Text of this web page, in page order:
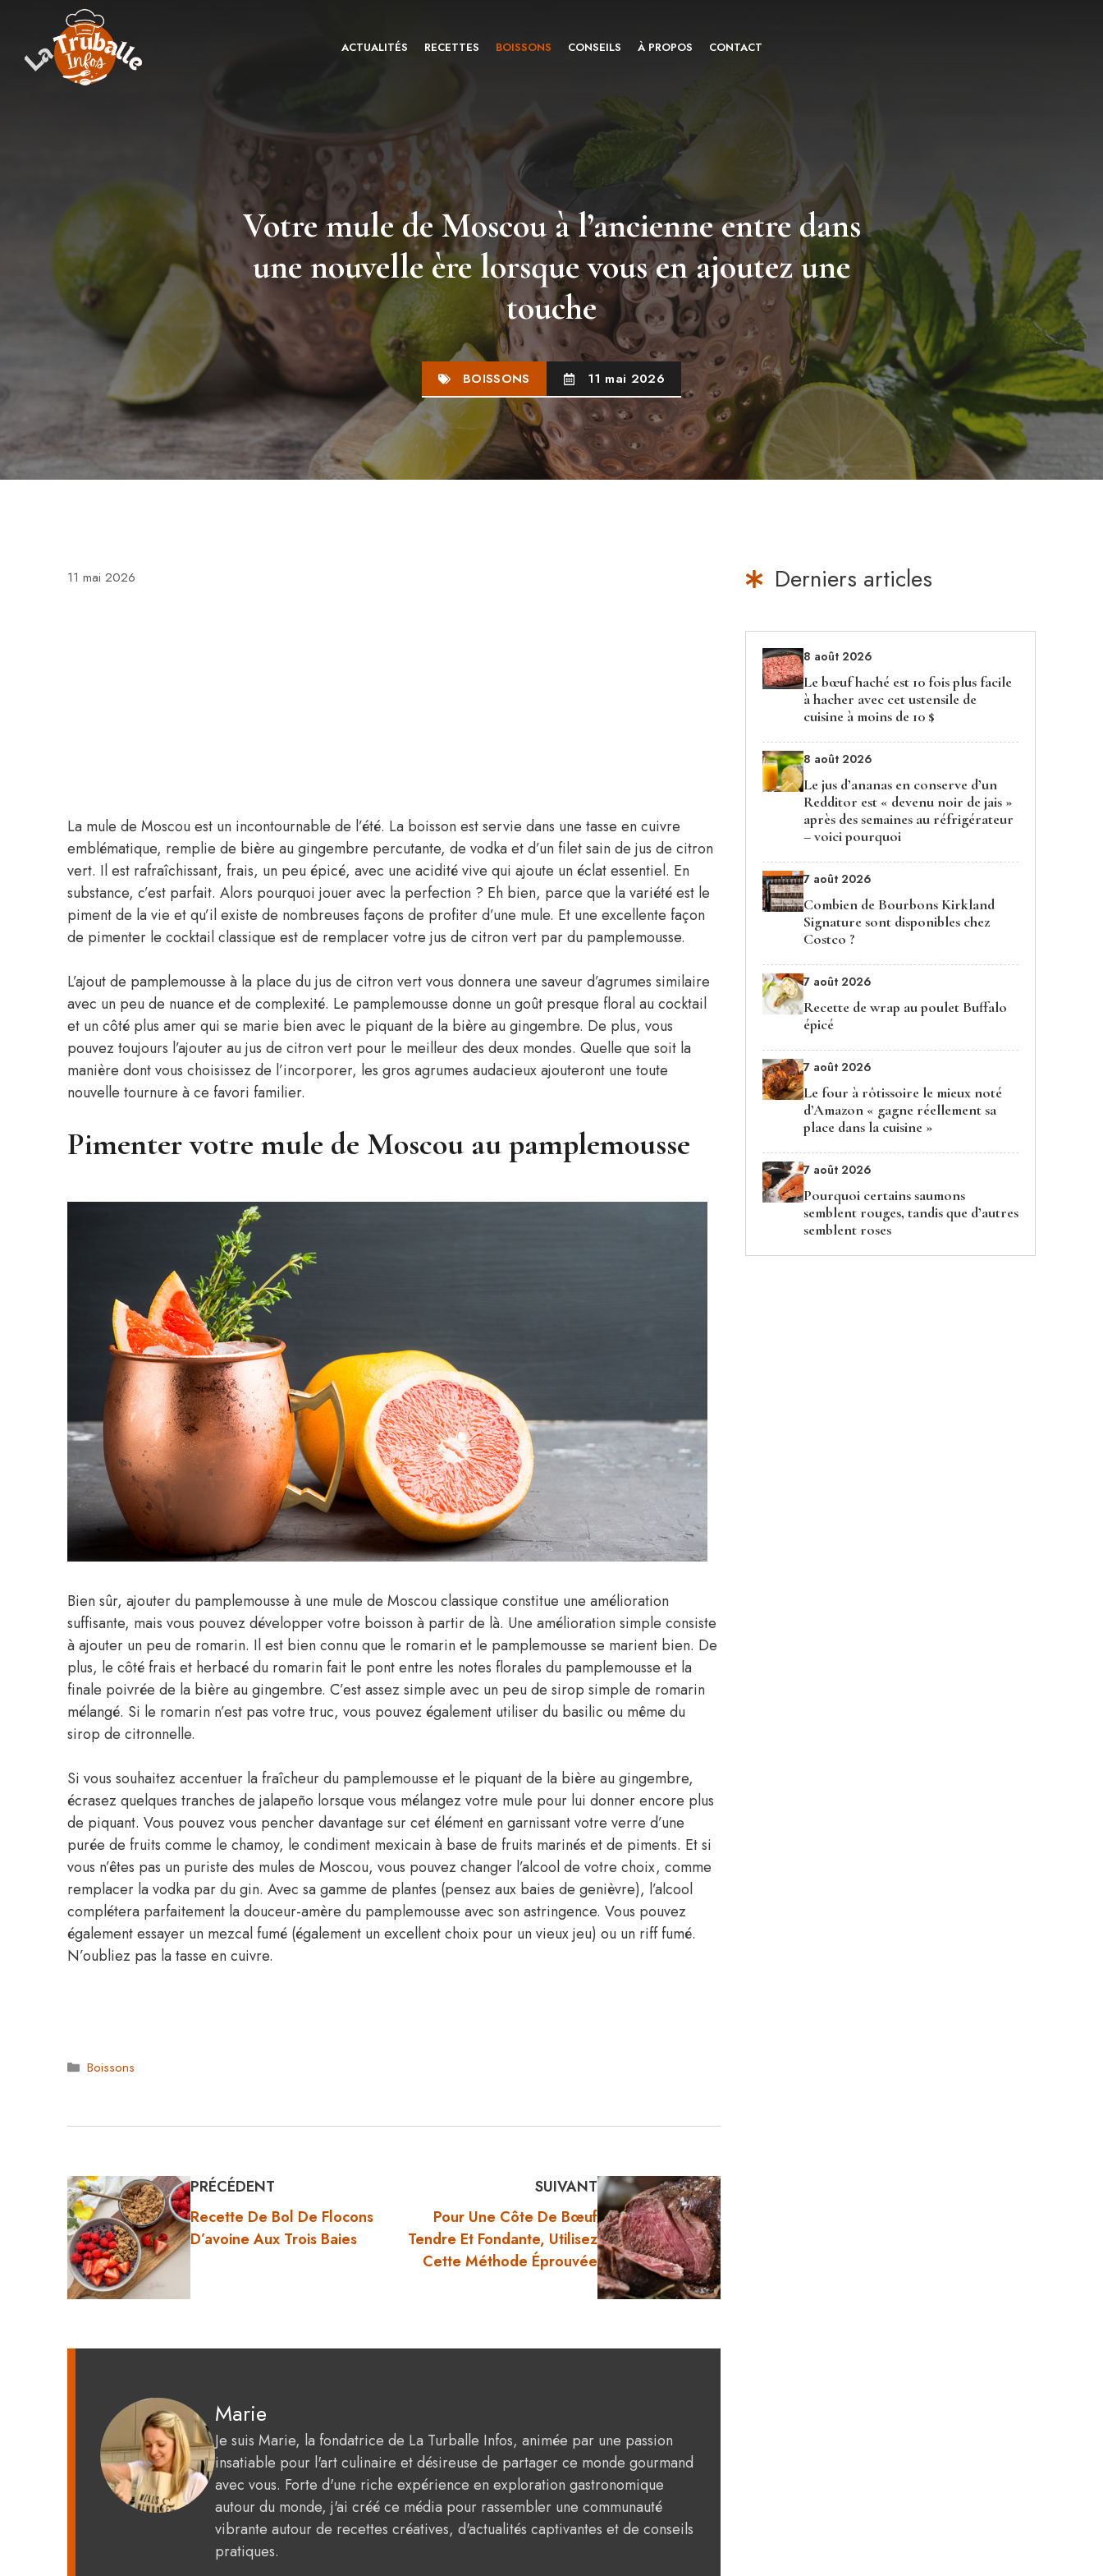
contenu
ACTUALITÉS RECETTES BOISSONS CONSEILS À PROPOS CONTACT
Votre mule de Moscou à l’ancienne entre dans
une nouvelle ère lorsque vous en ajoutez une
touche
BOISSONS 11 mai 2026
11 mai 2026
La mule de Moscou est un incontournable de l’été. La boisson est servie dans une tasse en cuivre
emblématique, remplie de bière au gingembre percutante, de vodka et d’un filet sain de jus de citron
vert. Il est rafraîchissant, frais, un peu épicé, avec une acidité vive qui ajoute un éclat essentiel. En
substance, c’est parfait. Alors pourquoi jouer avec la perfection ? Eh bien, parce que la variété est le
piment de la vie et qu’il existe de nombreuses façons de profiter d’une mule. Et une excellente façon
de pimenter le cocktail classique est de remplacer votre jus de citron vert par du pamplemousse.
L’ajout de pamplemousse à la place du jus de citron vert vous donnera une saveur d’agrumes similaire
avec un peu de nuance et de complexité. Le pamplemousse donne un goût presque floral au cocktail
et un côté plus amer qui se marie bien avec le piquant de la bière au gingembre. De plus, vous
pouvez toujours l’ajouter au jus de citron vert pour le meilleur des deux mondes. Quelle que soit la
manière dont vous choisissez de l’incorporer, les gros agrumes audacieux ajouteront une toute
nouvelle tournure à ce favori familier.
Pimenter votre mule de Moscou au pamplemousse
Bien sûr, ajouter du pamplemousse à une mule de Moscou classique constitue une amélioration
suffisante, mais vous pouvez développer votre boisson à partir de là. Une amélioration simple consiste
à ajouter un peu de romarin. Il est bien connu que le romarin et le pamplemousse se marient bien. De
plus, le côté frais et herbacé du romarin fait le pont entre les notes florales du pamplemousse et la
finale poivrée de la bière au gingembre. C’est assez simple avec un peu de sirop simple de romarin
mélangé. Si le romarin n’est pas votre truc, vous pouvez également utiliser du basilic ou même du
sirop de citronnelle.
Si vous souhaitez accentuer la fraîcheur du pamplemousse et le piquant de la bière au gingembre,
écrasez quelques tranches de jalapeño lorsque vous mélangez votre mule pour lui donner encore plus
de piquant. Vous pouvez vous pencher davantage sur cet élément en garnissant votre verre d’une
purée de fruits comme le chamoy, le condiment mexicain à base de fruits marinés et de piments. Et si
vous n’êtes pas un puriste des mules de Moscou, vous pouvez changer l’alcool de votre choix, comme
remplacer la vodka par du gin. Avec sa gamme de plantes (pensez aux baies de genièvre), l’alcool
complétera parfaitement la douceur-amère du pamplemousse avec son astringence. Vous pouvez
également essayer un mezcal fumé (également un excellent choix pour un vieux jeu) ou un riff fumé.
N’oubliez pas la tasse en cuivre.
Catégories
Boissons
PRÉCÉDENT
Recette De Bol De Flocons
D’avoine Aux Trois Baies
SUIVANT
Pour Une Côte De Bœuf
Tendre Et Fondante, Utilisez
Cette Méthode Éprouvée
Marie
Je suis Marie, la fondatrice de La Turballe Infos, animée par une passion
insatiable pour l'art culinaire et désireuse de partager ce monde gourmand
avec vous. Forte d'une riche expérience en exploration gastronomique
autour du monde, j'ai créé ce média pour rassembler une communauté
vibrante autour de recettes créatives, d'actualités captivantes et de conseils
pratiques.
Derniers articles
8 août 2026
Le bœuf haché est 10 fois plus facile
à hacher avec cet ustensile de
cuisine à moins de 10 $
8 août 2026
Le jus d’ananas en conserve d’un
Redditor est « devenu noir de jais »
après des semaines au réfrigérateur
– voici pourquoi
7 août 2026
Combien de Bourbons Kirkland
Signature sont disponibles chez
Costco ?
7 août 2026
Recette de wrap au poulet Buffalo
épicé
7 août 2026
Le four à rôtissoire le mieux noté
d’Amazon « gagne réellement sa
place dans la cuisine »
7 août 2026
Pourquoi certains saumons
semblent rouges, tandis que d’autres
semblent roses